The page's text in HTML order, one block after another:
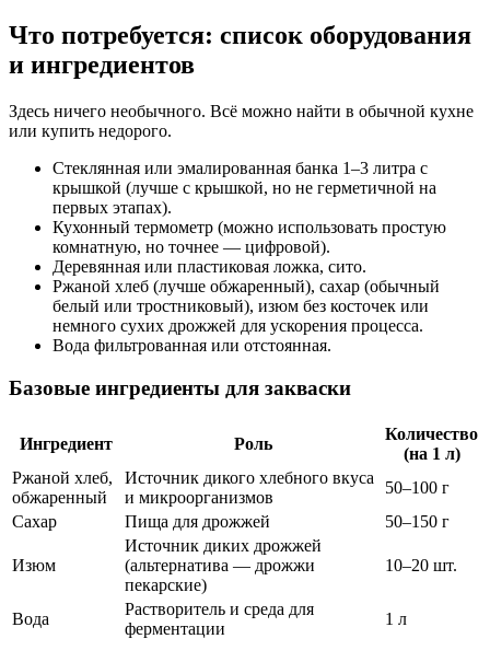
Что потребуется: список оборудования
и ингредиентов
Здесь ничего необычного. Всё можно найти в обычной кухне
или купить недорого.
Стеклянная или эмалированная банка 1–3 литра с
крышкой (лучше с крышкой, но не герметичной на
первых этапах).
Кухонный термометр (можно использовать простую
комнатную, но точнее — цифровой).
Деревянная или пластиковая ложка, сито.
Ржаной хлеб (лучше обжаренный), сахар (обычный
белый или тростниковый), изюм без косточек или
немного сухих дрожжей для ускорения процесса.
Вода фильтрованная или отстоянная.
Базовые ингредиенты для закваски
Ингредиент Роль
Количество
(на 1 л)
Ржаной хлеб,
обжаренный
Источник дикого хлебного вкуса
и микроорганизмов
50–100 г
Сахар
Пища для дрожжей 50–150 г
Изюм
Источник диких дрожжей
(альтернатива — дрожжи
пекарские)
10–20 шт.
Вода
Растворитель и среда для
ферментации
1 л